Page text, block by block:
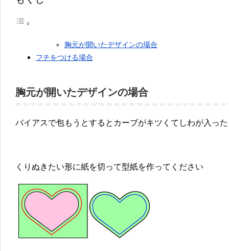
胸元が開いたデザインの場合
フチをつける場合
胸元が開いたデザインの場合
バイアスで包もうとするとカーブがキツくてしわが入っ
くりぬきたい形に紙を切って型紙を作ってください